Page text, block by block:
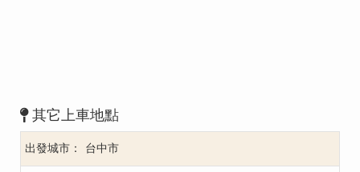
其它上車地點
台中市